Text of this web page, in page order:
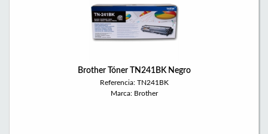
Brother Tóner TN241BK Negro
Referencia: TN241BK
Marca: Brother